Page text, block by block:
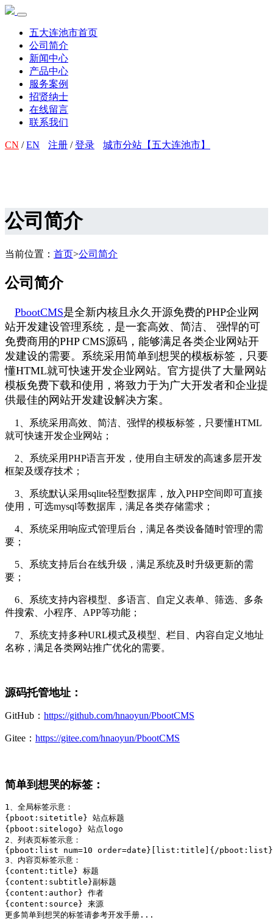
五大连池市首页
公司简介
新闻中心
产品中心
服务案例
招贤纳士
在线留言
联系我们
CN /EN 注册 /登录 城市分站【五大连池市】
公司简介
当前位置： 首页>公司简介
公司简介
PbootCMS是全新内核且永久开源免费的PHP企业网
站开发建设管理系统，是一套高效、简洁、 强悍的可
免费商用的PHP CMS源码，能够满足各类企业网站开
发建设的需要。系统采用简单到想哭的模板标签，只要
懂HTML就可快速开发企业网站。官方提供了大量网站
模板免费下载和使用，将致力于为广大开发者和企业提
供最佳的网站开发建设解决方案。
1、系统采用高效、简洁、强悍的模板标签，只要懂HTML
就可快速开发企业网站；
2、系统采用PHP语言开发，使用自主研发的高速多层开发
框架及缓存技术；
3、系统默认采用sqlite轻型数据库，放入PHP空间即可直接
使用，可选mysql等数据库，满足各类存储需求；
4、系统采用响应式管理后台，满足各类设备随时管理的需
要；
5、系统支持后台在线升级，满足系统及时升级更新的需
要；
6、系统支持内容模型、多语言、自定义表单、筛选、多条
件搜索、小程序、APP等功能；
7、系统支持多种URL模式及模型、栏目、内容自定义地址
名称，满足各类网站推广优化的需要。
源码托管地址：
GitHub： https://github.com/hnaoyun/PbootCMS
Gitee： https://gitee.com/hnaoyun/PbootCMS
简单到想哭的标签：
1、全局标签示意：
{pboot:sitetitle} 站点标题
{pboot:sitelogo} 站点logo
2、列表页标签示意：
{pboot:list num=10 order=date}[list:title]{/pboot:list}
3、内容页标签示意：
{content:title} 标题
{content:subtitle}副标题
{content:author} 作者
{content:source} 来源
更多简单到想哭的标签请参考开发手册...